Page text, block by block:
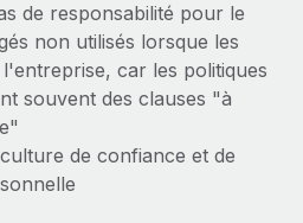
de responsabilité pour le
non utilisés lorsque les
car les politiques
souvent des clauses "à
de confiance et de